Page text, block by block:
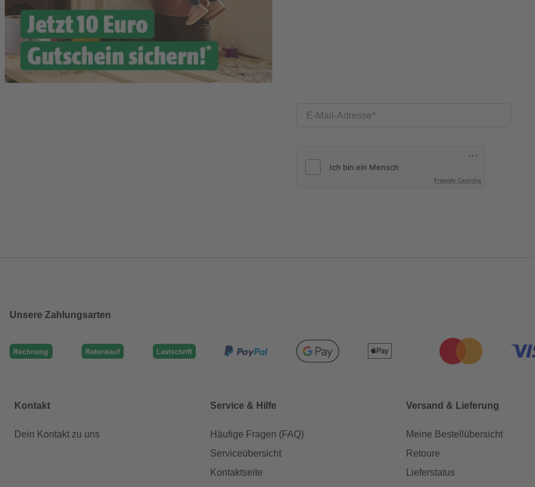
E-Mail-Adresse
Friendly Captcha
Unsere Zahlungsarten
Kontakt
Dein Kontakt zu uns
Service & Hilfe
Häufige Fragen (FAQ)
Serviceübersicht
Kontaktseite
Versand & Lieferung
Meine Bestellübersicht
Retoure
Lieferstatus